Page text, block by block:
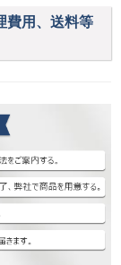
費用、送料等